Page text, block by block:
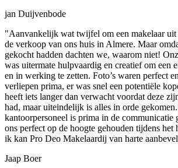
jan Duijvenbode
"Aanvankelijk wat twijfel om een makelaar uit
de verkoop van ons huis in Almere. Maar
gekocht hadden dachten we, waarom niet!
was uitermate hulpvaardig en creatief om een
en in werking te zetten. Foto’s waren perfect
verliepen prima, er was snel een potentiële
heeft iets langer dan verwacht voordat deze
had, maar uiteindelijk is alles in orde
kantoorpersoneel is prima in de communicatie
ons perfect op de hoogte gehouden tijdens
ik kan Pro Deo Makelaardij van harte
Jaap Boer